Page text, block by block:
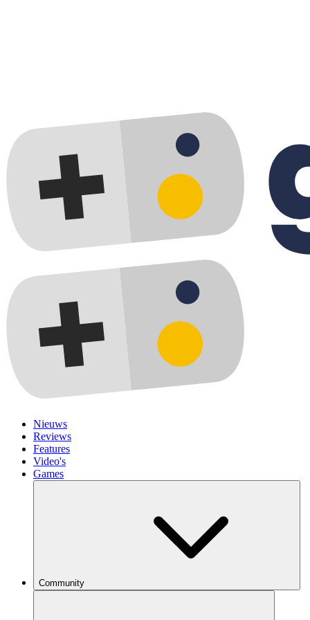
Nieuws
Reviews
Features
Video's
Games
Community